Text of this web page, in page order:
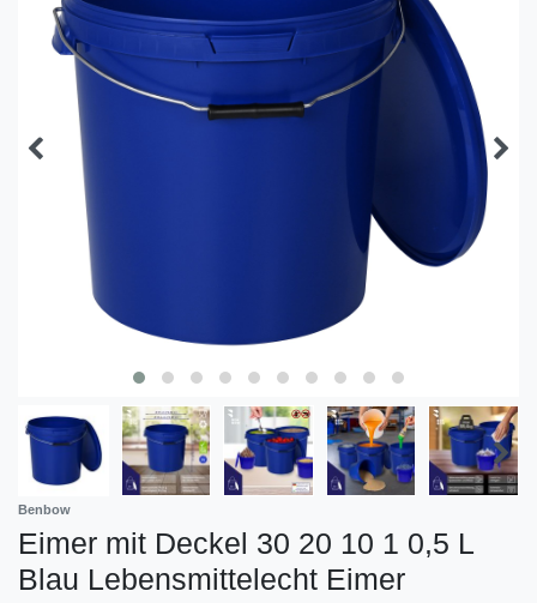
Benbow
Eimer mit Deckel 30 20 10 1 0,5 L
Blau Lebensmittelecht Eimer